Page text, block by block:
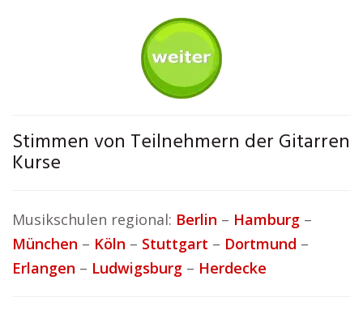
Stimmen von Teilnehmern der Gitarren
Kurse
Musikschulen regional: Berlin – Hamburg –
München – Köln – Stuttgart – Dortmund –
Erlangen – Ludwigsburg – Herdecke